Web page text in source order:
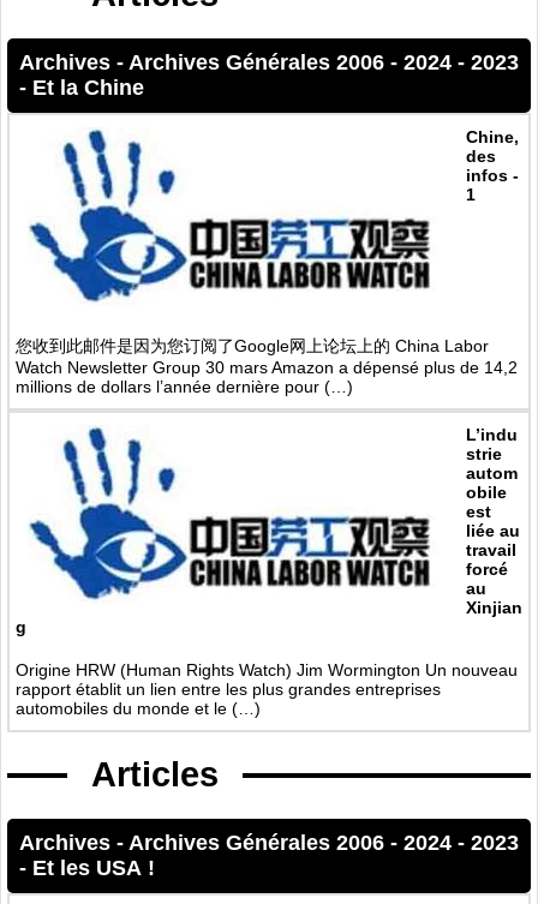
Archives - Archives Générales 2006 - 2024 - 2023
- Et la Chine
Chine,
des
infos -
1
您收到此邮件是因为您订阅了Google网上论坛上的 China Labor
Watch Newsletter Group 30 mars Amazon a dépensé plus de 14,2
millions de dollars l’année dernière pour (…)
L’indu
strie
autom
obile
est
liée au
travail
forcé
au
Xinjian
g
Origine HRW (Human Rights Watch) Jim Wormington Un nouveau
rapport établit un lien entre les plus grandes entreprises
automobiles du monde et le (…)
Articles
Archives - Archives Générales 2006 - 2024 - 2023
- Et les USA !